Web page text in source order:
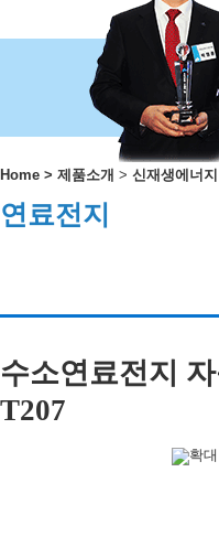
Home > 제품소개 > 신재생에너지
연료전지
수소연료전지
T207